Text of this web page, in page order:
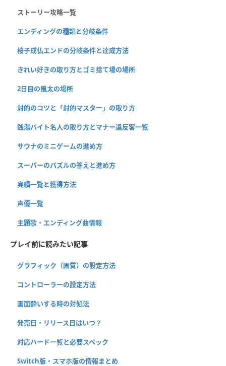
ストーリー攻略一覧
エンディングの種類と分岐条件
桜子成仏エンドの分岐条件と達成方法
きれい好きの取り方とゴミ捨て場の場所
2日目の風太の場所
射的のコツと「射的マスター」の取り方
銭湯バイト名人の取り方とマナー違反客一覧
サウナのミニゲームの進め方
スーパーのパズルの答えと進め方
実績一覧と獲得方法
声優一覧
主題歌・エンディング曲情報
プレイ前に読みたい記事
グラフィック（画質）の設定方法
コントローラーの設定方法
画面酔いする時の対処法
発売日・リリース日はいつ？
対応ハード一覧と必要スペック
Switch版・スマホ版の情報まとめ